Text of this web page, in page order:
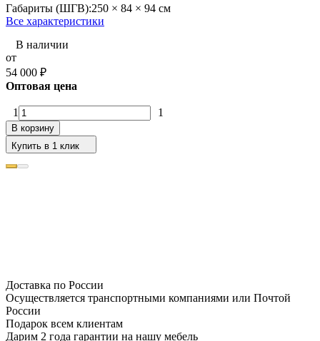
Габариты (ШГВ):250 × 84 × 94 см
Все характеристики
В наличии
от
54 000 ₽
Оптовая цена
1 1
В корзину
Купить в 1 клик
Доставка по России
Осуществляется транспортными компаниями или Почтой
России
Подарок всем клиентам
Дарим 2 года гарантии на нашу мебель